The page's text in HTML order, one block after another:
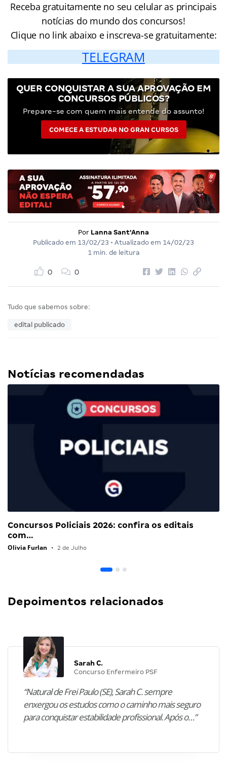
Receba gratuitamente no seu celular as principais
notícias do mundo dos concursos!
Clique no link abaixo e inscreva-se gratuitamente:
TELEGRAM
QUER CONQUISTAR A SUA APROVAÇÃO EM
CONCURSOS PÚBLICOS?
Prepare-se com quem mais entende do assunto!
COMECE A ESTUDAR NO GRAN CURSOS
Por Lanna Sant'Anna
Publicado em 13/02/23 • Atualizado em 14/02/23
1 min. de leitura
0 0
Tudo que sabemos sobre:
edital publicado
Notícias recomendadas
Concursos Policiais 2026: confira os editais
com…
Olivia Furlan • 2 de Julho
Depoimentos relacionados
Sarah C.
Concurso Enfermeiro PSF
“Natural de Frei Paulo (SE), Sarah C. sempre
enxergou os estudos como o caminho mais seguro
para conquistar estabilidade profissional. Após o…”